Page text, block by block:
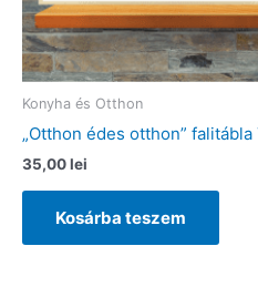
Konyha és Otthon
„Otthon édes otthon”
35,00lei
Kosárba teszem